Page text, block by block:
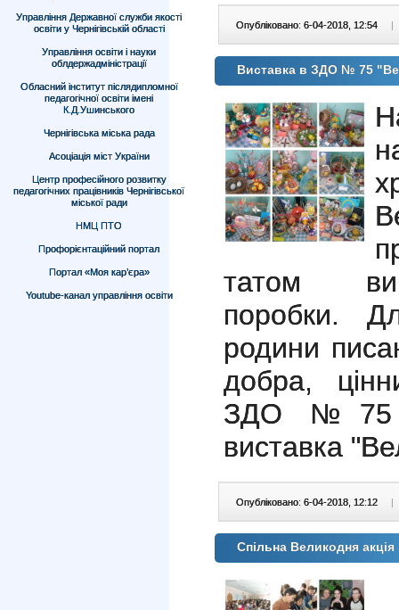
Управління Державної служби якості
освіти у Чернігівській області
Управління освіти і науки
облдержадміністрації
Обласний інститут післядипломної
педагогічної освіти імені
К.Д.Ушинського
Чернігівська міська рада
Асоціація міст України
Центр професійного розвитку
педагогічних працівників Чернігівської
міської ради
НМЦ ПТО
Профорієнтаційний портал
Портал «Моя кар’єра»
Youtube-канал управління освіти
Опубліковано: 6-04-2018, 12:54 |
Виставка в ЗДО № 75
татом
поробки.
родини
добра,
ЗДО №75
виставка
Опубліковано: 6-04-2018, 12:12 |
Спільна Великодня